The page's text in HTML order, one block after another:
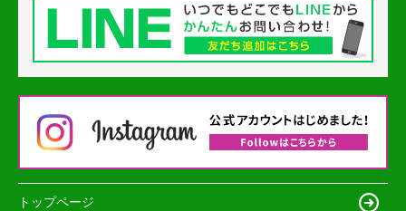
トップページ